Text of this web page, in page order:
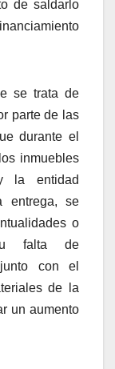
de saldarlo
se trata de
parte de las
durante el
inmuebles
la entidad
entrega, se
o
falta de
con el
de la
un aumento